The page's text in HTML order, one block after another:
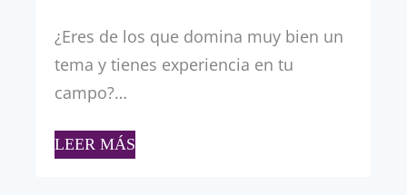
¿Eres de los que domina muy bien un
tema y tienes experiencia en tu
campo?…
LEER MÁS